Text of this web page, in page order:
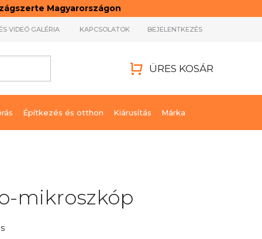
Magyarországon
VIDEÓ GALÉRIA KAPCSOLATOK BEJELENTKEZÉS
ÜRES KOSÁR
Építkezés és otthon Kiárusítás Márka
mikroszkóp